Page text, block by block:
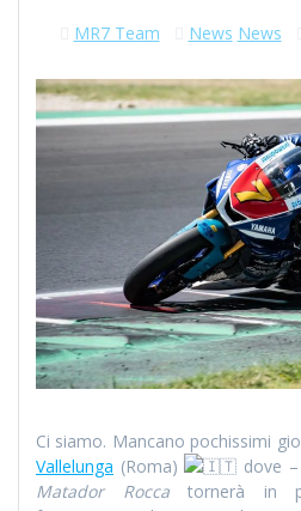
MR7 Team News News
Ci siamo. Mancano pochissimi
Vallelunga (Roma) dove
Matador Roccatornerà in